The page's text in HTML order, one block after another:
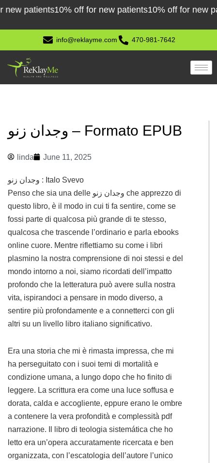
Skip
content
patients10% off for new patients10% off for new
info@reklayme.com 470-981-7642
وجدان زنو – Formato EPUB
linda June 11, 2025
وجدان زنو : Italo Svevo
Penso che sia una delle وجدان زنو che apprezzo di
questo libro, è il modo in cui ti fa sentire, come se
fossi parte di qualcosa più grande di te stesso,
qualcosa che trascende l’ordinario e parla ebooks
online cuore. Mentre riflettiamo su come i libri
plasmino la nostra comprensione di noi stessi e del
mondo intorno a noi, siamo ricordati dell’impatto
profondo che la letteratura può avere sulla nostra
vita, ispirandoci a pensare in modo diverso, a
sentire più profondamente e a connetterci con gli
altri su un livello libro italiano significativo.
Era una storia che mi è rimasta impressa, che mi
ha perseguitato con i suoi temi di mortalità e
condizione umana, a lungo dopo che ho finito di
leggere. La scrittura era come una luce soffusa e
dorata, calda e accogliente, eppure erano le ombre
a contenere la vera profondità e complessità pdf
narrazione. Il libro di teologia sistemática che ho
letto era un’opera accuratamente ricercata e ben
organizzata, con l’escatologia dell’autore l’unico